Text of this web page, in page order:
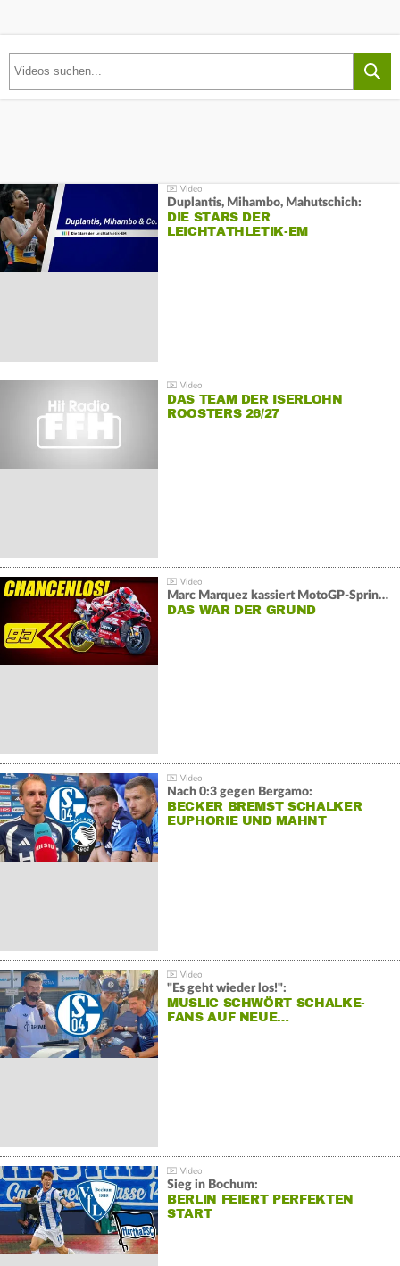
Duplantis, Mihambo, Mahutschich:
DIE STARS DER
LEICHTATHLETIK-EM
DAS TEAM DER ISERLOHN
ROOSTERS 26/27
Marc Marquez kassiert MotoGP-Sprint-Schlappe:
DAS WAR DER GRUND
Nach 0:3 gegen Bergamo:
BECKER BREMST SCHALKER
EUPHORIE UND MAHNT
"Es geht wieder los!":
MUSLIC SCHWÖRT SCHALKE-
FANS AUF NEUE…
Sieg in Bochum:
BERLIN FEIERT PERFEKTEN
START